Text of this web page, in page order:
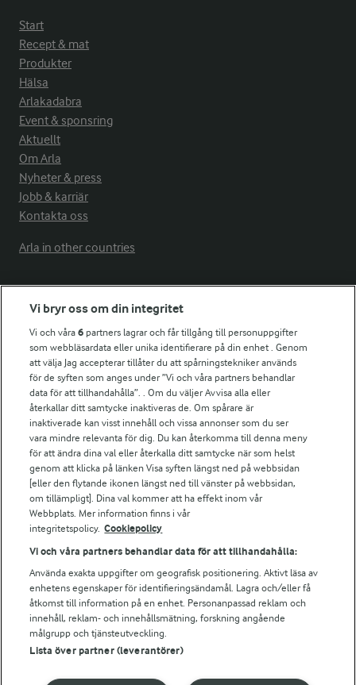
Start
Recept & mat
Produkter
Hälsa
Arlakadabra
Event & sponsring
Aktuellt
Om Arla
Nyheter & press
Jobb & karriär
Kontakta oss
Arla in other countries
Fler Arlasajter
För ägare
Arlas kundportal
Arla.com
Falbygdens Ost
Arla webbshop
Bildbank
Följ oss
© 2026 Arla Foods
Vi bryr oss om din integritet
Vi och våra6 partners lagrar och får tillgång till personuppgifter
som webbläsardata eller unika identifierare på din enhet . Genom
att välja Jag accepterar tillåter du att spårningstekniker används
för de syften som anges under ”Vi och våra partners behandlar
data för att tillhandahålla”. . Om du väljer Avvisa alla eller
återkallar ditt samtycke inaktiveras de. Om spårare är
inaktiverade kan visst innehåll och vissa annonser som du ser
vara mindre relevanta för dig. Du kan återkomma till denna meny
för att ändra dina val eller återkalla ditt samtycke när som helst
genom att klicka på länken Visa syften längst ned på webbsidan
[eller den flytande ikonen längst ned till vänster på webbsidan,
om tillämpligt]. Dina val kommer att ha effekt inom vår
Webbplats. Mer information finns i vår
integritetspolicy. Cookiepolicy
Vi och våra partners behandlar data för att tillhandahålla:
Använda exakta uppgifter om geografisk positionering. Aktivt läsa av
enhetens egenskaper för identifieringsändamål. Lagra och/eller få
åtkomst till information på en enhet. Personanpassad reklam och
innehåll, reklam- och innehållsmätning, forskning angående
målgrupp och tjänsteutveckling.
Lista över partner (leverantörer)